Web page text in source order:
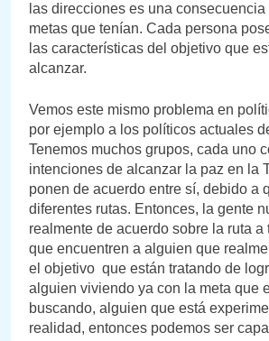
las direcciones es una
metas que tenían. Cada persona
las características del objetivo que
alcanzar.
Vemos este mismo problema en
por ejemplo a los políticos actuales
Tenemos muchos grupos, cada uno
intenciones de alcanzar la paz en la
ponen de acuerdo entre sí, debido a
diferentes rutas. Entonces, la gente
realmente de acuerdo sobre la ruta a
que encuentren a alguien que
el objetivo que están tratando de
alguien viviendo ya con la meta que
buscando, alguien que está
realidad, entonces podemos ser